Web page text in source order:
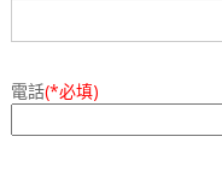
電話(*必填)